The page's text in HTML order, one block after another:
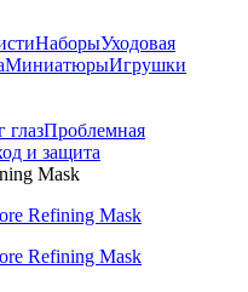
НаборыУходовая
МиниатюрыИгрушки
глазПроблемная
и защита
Mask